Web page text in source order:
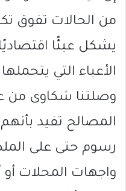
من الحالات تفوق
يشكل عبئًا
الأعباء التي
وصلتنا شكاوى من
المصالح تفيد
رسوم حتى على
واجهات المحلات أو